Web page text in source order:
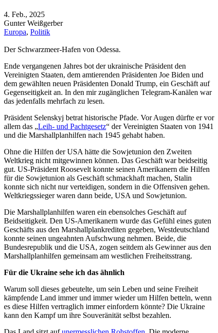
4. Feb., 2025
Gunter Weißgerber
Europa, Politik
Der Schwarzmeer-Hafen von Odessa.
Ende vergangenen Jahres bot der ukrainische Präsident den
Vereinigten Staaten, dem amtierenden Präsidenten Joe Biden und
dem gewählten neuen Präsidenten Donald Trump, ein Geschäft auf
Gegenseitigkeit an. In den mir zugänglichen Telegram-Kanälen war
das jedenfalls mehrfach zu lesen.
Präsident Selenskyj betrat historische Pfade. Vor Augen dürfte er vor
allem das „Leih- und Pachtgesetz“ der Vereinigten Staaten von 1941
und die Marshallplanhilfen nach 1945 gehabt haben.
Ohne die Hilfen der USA hätte die Sowjetunion den Zweiten
Weltkrieg nicht mitgewinnen können. Das Geschäft war beidseitig
gut. US-Präsident Roosevelt konnte seinen Amerikanern die Hilfen
für die Sowjetunion als Geschäft schmackhaft machen, Stalin
konnte sich nicht nur verteidigen, sondern in die Offensiven gehen.
Weltkriegssieger waren dann beide, USA und Sowjetunion.
Die Marshallplanhilfen waren ein ebensolches Geschäft auf
Beidseitigkeit. Den US-Amerikanern wurde das Gefühl eines guten
Geschäfts aus den Marshallplankrediten gegeben, Westdeutschland
konnte seinen ungeahnten Aufschwung nehmen. Beide, die
Bundesrepublik und die USA, zogen seitdem als Gewinner aus den
Marshallplanhilfen gemeinsam am westlichen Freiheitsstrang.
Für die Ukraine sehe ich das ähnlich
Warum soll dieses gebeutelte, um sein Leben und seine Freiheit
kämpfende Land immer und immer wieder um Hilfen betteln, wenn
es diese Hilfen vertraglich immer einfordern könnte? Die Ukraine
kann den Kampf um ihre Souveränität selbst bezahlen.